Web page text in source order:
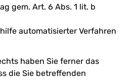
gem. Art. 6 Abs. 1 lit. b
automatisierter Verfahren
haben Sie ferner das
die Sie betreffenden